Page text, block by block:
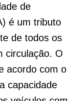
de
é um tributo
de todos os
circulação. O
acordo com o
capacidade